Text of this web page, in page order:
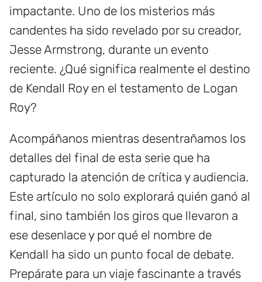
impactante. Uno de los misterios más
candentes ha sido revelado por su creador,
Jesse Armstrong, durante un evento
reciente. ¿Qué significa realmente el destino
de Kendall Roy en el testamento de Logan
Roy?
Acompáñanos mientras desentrañamos los
detalles del final de esta serie que ha
capturado la atención de crítica y audiencia.
Este artículo no solo explorará quién ganó al
final, sino también los giros que llevaron a
ese desenlace y por qué el nombre de
Kendall ha sido un punto focal de debate.
Prepárate para un viaje fascinante a través